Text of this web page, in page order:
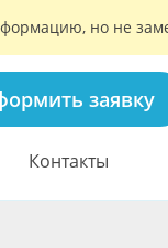
но не
заявку
Контакты